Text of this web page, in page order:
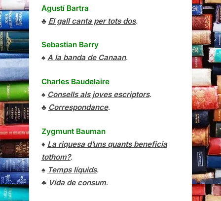
Agustí Bartra
♣ El gall canta per tots dos.
Sebastian Barry
♠ A la banda de Canaan.
Charles Baudelaire
♠ Consells als joves escriptors.
♣ Correspondance.
Zygmunt Bauman
♦ La riquesa d’uns quants beneficia
tothom?.
♠ Temps líquids.
♣ Vida de consum.